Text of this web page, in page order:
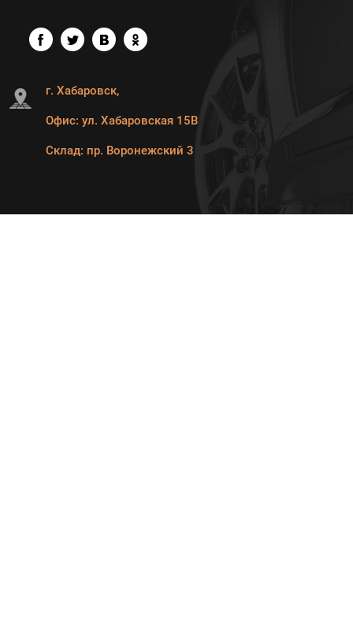
г. Хабаровск,
Офис: ул. Хабаровская 15В
Склад: пр. Воронежский 3